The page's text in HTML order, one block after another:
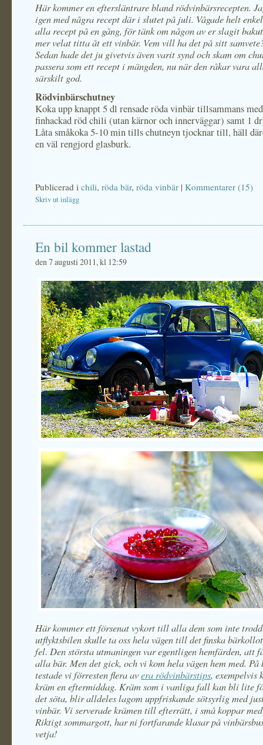
Här kommer en eftersläntrare bland rödvinbärsrecepten.
igen med några recept där i slutet på juli. Vågadehelt
alla recept på en gång, för tänk om någon av er slagit
mer velat titta åt ett vinbär. Vem vill ha det på sitt
Sedan hade det ju givetvis även varit synd och skam om
passera som ett recept i mängden, nu när den råkar vara
särskilt god.
Rödvinbärschutney
Koka upp knappt 5 dl rensade röda vinbär tillsammans
finhackad röd chili (utan kärnor och innerväggar) samt 1
Låta småkoka 5-10 min tills chutneyn tjocknar till, häll
en väl rengjord glasburk.
Publicerad i chili, röda bär, röda vinbär | Kommentarer (15)
Skriv ut inlägg
En bil kommer lastad
den 7 augusti 2011, kl 12:59
Här kommer ett försenat vykort till alla dem som inte
utflyktsbilen skulle ta oss hela vägen till det finska
fel. Den största utmaningen var egentligen hemfärden, att
alla bär. Men det gick, och vi kom hela vägen hem med.
testade vi förresten flera avera rödvinbärstips, exempelvis
kräm en eftermiddag. Kräm som i vanliga fall kan bli lite
det söta, blir alldeles lagom uppfriskande sötsyrlig med
vinbär. Vi serverade krämen till efterrätt, i små koppar
Riktigt sommargott, har ni fortfarande klasar på
vetja!